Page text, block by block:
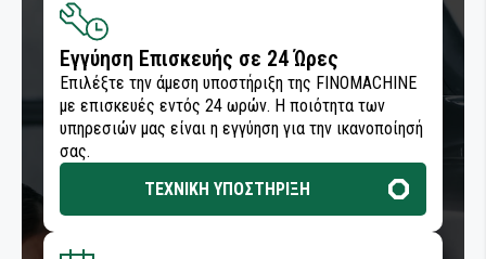
Εγγύηση Επισκευής σε 24 Ώρες
Επιλέξτε την άμεση υποστήριξη της FINOMACHINE
με επισκευές εντός 24 ωρών. Η ποιότητα των
υπηρεσιών μας είναι η εγγύηση για την ικανοποίησή
σας.
ΤΕΧΝΙΚΗ ΥΠΟΣΤΗΡΙΞΗ